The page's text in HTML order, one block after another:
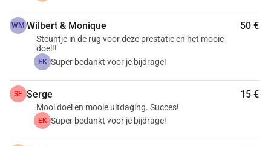
WM Wilbert & Monique 50 €
Steuntje in de rug voor deze prestatie en het mooie
doel!!
EK Super bedankt voor je bijdrage!
SE Serge 15 €
Mooi doel en mooie uitdaging. Succes!
EK Super bedankt voor je bijdrage!